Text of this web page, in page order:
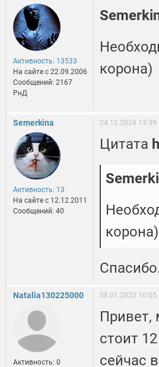
Активность: 13533
На сайте c 22.09.2006
Сообщений: 2167
РнД
корона)
Semerkina
Активность: 13
На сайте c 12.12.2011
Сообщений: 40
24.12.2024 13:39
Цитата
корона)
Natalia130225000
Активность: 0
08.01.2025 10:05
Привет,
стоит
сейчас